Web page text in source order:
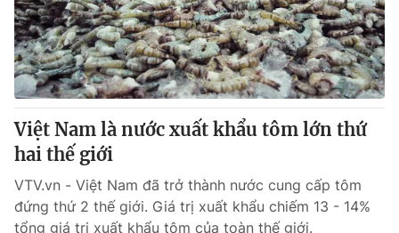
Theo dõi báo trên
Cơ quan chủ quản:Đài Truyền hình Việt Nam
Cơ quan báo chí:Thời báo VTV
Giấy phép hoạt động báo in và báo điện tử số 483/GP-BTTTT
cấp ngày 29/12/2023
Tổng Biên tập:Vũ Thanh Thủy
Phó Tổng Biên tập:Nguyễn Thị Mỹ Hạnh, Phạm Quốc Thắng,
Nguyễn Trọng Ninh
Tổng đài VTV:024.38 355 931 - 024.38 355 932
Việt Nam là nước xuất khẩu tôm lớn thứ
hai thế giới
VTV.vn - Việt Nam đã trở thành nước cung cấp tôm
đứng thứ 2 thế giới. Giá trị xuất khẩu chiếm 13 - 14%
tổng giá trị xuất khẩu tôm của toàn thế giới.